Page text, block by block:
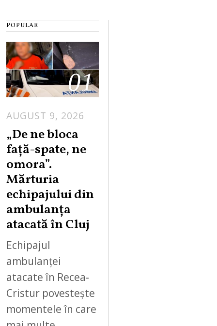
POPULAR
01
AUGUST 9, 2026
„De ne bloca
față-spate, ne
omora”.
Mărturia
echipajului din
ambulanța
atacată în Cluj
Echipajul
ambulanței
atacate în Recea-
Cristur povestește
momentele în care